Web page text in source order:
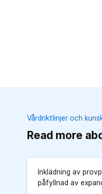
Vårdriktlinjer och
Read more
Inklädning av
påfyllnad av